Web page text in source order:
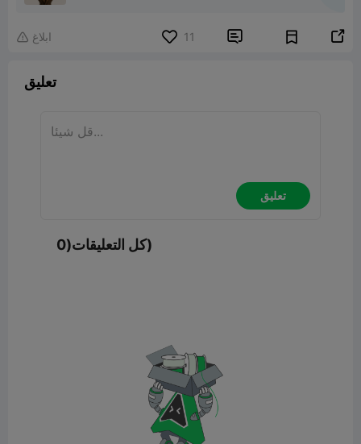
 ابلاغ 11  
تعليق
تعليق
كل التعليقات(0)